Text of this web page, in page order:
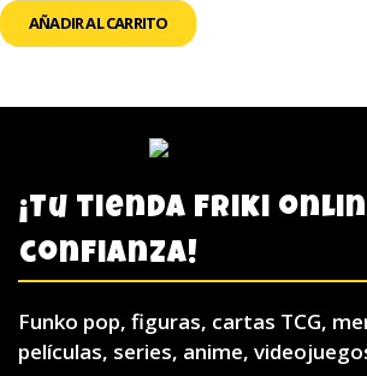
AÑADIR AL CARRITO
¡Tu tienda friki
confianza!
Funko pop, figuras, cartas TCG,
películas, series, anime,